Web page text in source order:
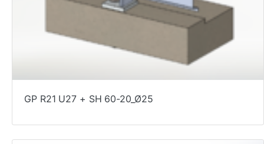
GP R21 U27 + SH 60-20_Ø25